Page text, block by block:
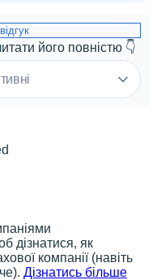
його повністю 👇
дізнатися, як
компанії (навіть
Дізнатись більше